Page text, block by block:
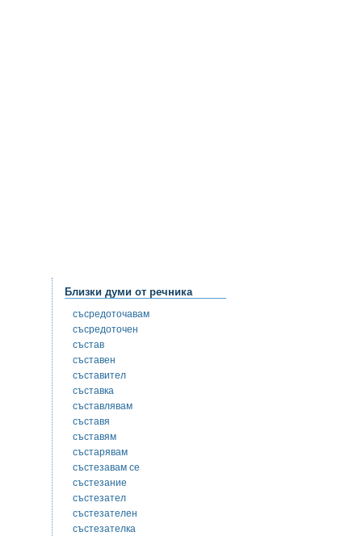
Близки думи от речника
съсредоточавам
съсредоточен
състав
съставен
съставител
съставка
съставлявам
съставя
съставям
състарявам
състезавам се
състезание
състезател
състезателен
състезателка